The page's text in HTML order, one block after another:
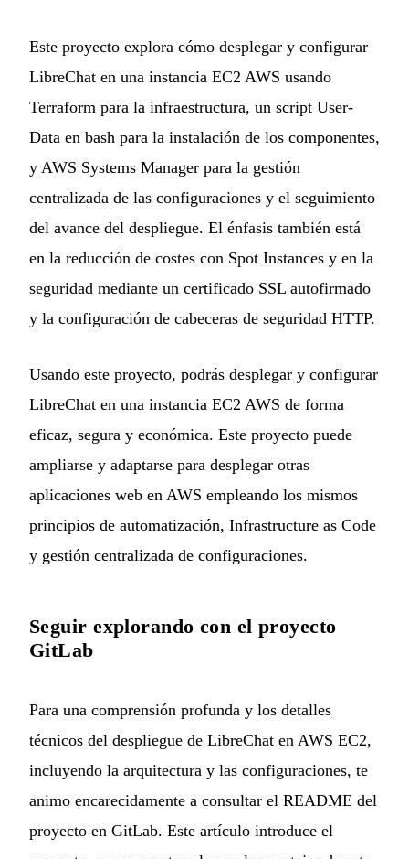
Este proyecto explora cómo desplegar y configurar
LibreChat en una instancia EC2 AWS usando
Terraform para la infraestructura, un script User-
Data en bash para la instalación de los componentes,
y AWS Systems Manager para la gestión
centralizada de las configuraciones y el seguimiento
del avance del despliegue. El énfasis también está
en la reducción de costes con Spot Instances y en la
seguridad mediante un certificado SSL autofirmado
y la configuración de cabeceras de seguridad HTTP.
Usando este proyecto, podrás desplegar y configurar
LibreChat en una instancia EC2 AWS de forma
eficaz, segura y económica. Este proyecto puede
ampliarse y adaptarse para desplegar otras
aplicaciones web en AWS empleando los mismos
principios de automatización, Infrastructure as Code
y gestión centralizada de configuraciones.
Seguir explorando con el proyecto
GitLab
Para una comprensión profunda y los detalles
técnicos del despliegue de LibreChat en AWS EC2,
incluyendo la arquitectura y las configuraciones, te
animo encarecidamente a consultar el README del
proyecto en GitLab. Este artículo introduce el